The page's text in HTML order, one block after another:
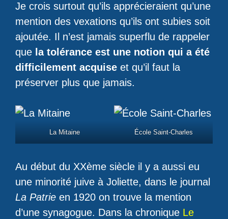
Je crois surtout qu’ils apprécieraient qu’une
mention des vexations qu’ils ont subies soit
ajoutée. Il n’est jamais superflu de rappeler
que la tolérance est une notion qui a été
difficilement acquise et qu’il faut la
préserver plus que jamais.
La Mitaine École Saint-Charles
Au début du XXème siècle il y a aussi eu
une minorité juive à Joliette, dans le journal
La Patrie en 1920 on trouve la mention
d’une synagogue. Dans la chronique Le